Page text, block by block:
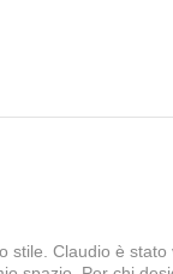
stile. Claudio è